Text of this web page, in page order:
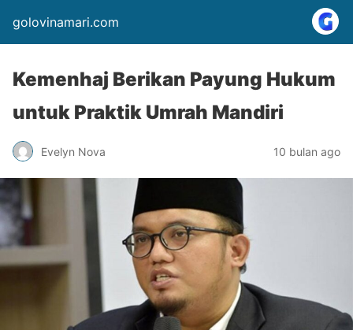
golovinamari.com
Kemenhaj Berikan Payung Hukum
untuk Praktik Umrah Mandiri
Evelyn Nova 10 bulan ago